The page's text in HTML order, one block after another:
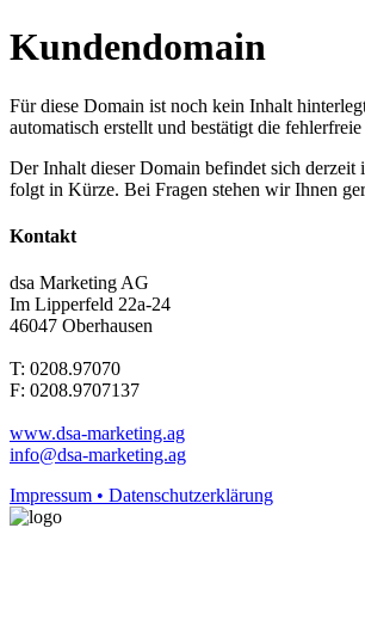
Kundendomain
Für diese Domain ist noch kein Inhalt
automatisch erstellt und bestätigt die
Der Inhalt dieser Domain befindet sich derzeit
folgt in Kürze. Bei Fragen stehen wir Ihnen
Kontakt
dsa Marketing AG
Im Lipperfeld 22a-24
46047 Oberhausen
T: 0208.97070
F: 0208.9707137
www.dsa-marketing.ag
info@dsa-marketing.ag
Impressum • Datenschutzerklärung